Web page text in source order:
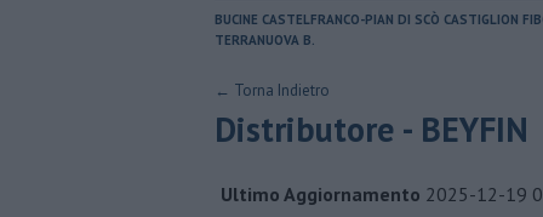
BUCINE CASTELFRANCO-PIAN DI SCÒ CASTIGLION
TERRANUOVA B.
← Torna Indietro
Distributore - BEYFIN
Ultimo Aggiornamento 2025-12-19